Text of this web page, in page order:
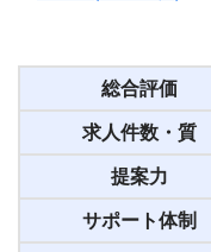
総合評価
求人件数・質
提案力
サポート体制